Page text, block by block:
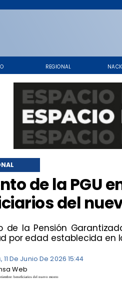
REGIONAL
de la PGU
del
de la Pensión
por edad establecida en
11 De Junio De 2026 15:44
Web